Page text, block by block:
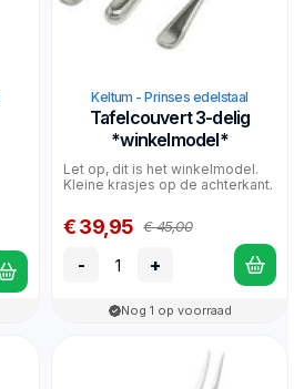
Keltum - Prinses edelstaal
Tafelcouvert 3-delig
*winkelmodel*
Let op, dit is het winkelmodel.
Kleine krasjes op de achterkant.
€ 39,95 € 45,00
- +
Nog 1 op voorraad